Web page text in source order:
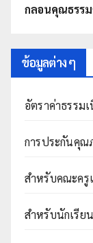
กลอนคุณธรรม
ข้อมูลต่าง ๆ
อัตราค่าธรรม
การประกันคุณ
สำหรับคณะครู
สำหรับนักเรีย